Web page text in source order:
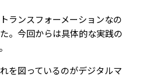
ランスフォーメーションなの
。今回からは具体的な実践の
を図っているのがデジタルマ